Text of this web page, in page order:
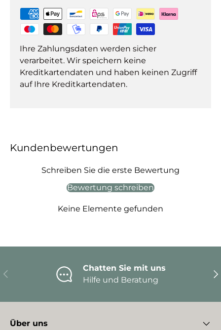
Ihre Zahlungsdaten werden sicher
verarbeitet. Wir speichern keine
Kreditkartendaten und haben keinen Zugriff
auf Ihre Kreditkartendaten.
Kundenbewertungen
Schreiben Sie die erste Bewertung
Bewertung schreiben
Keine Elemente gefunden
Vorherige
Chatten Sie mit uns
Hilfe und Beratung
Über uns